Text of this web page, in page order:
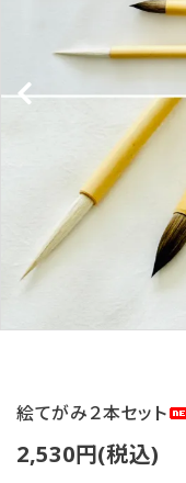
商品一覧
用途で選ぶ
私たちについて
ご利用ガイド
プライバシーポリシー
特定商取引法について
絵てがみ２本セット
2,530円(税込)